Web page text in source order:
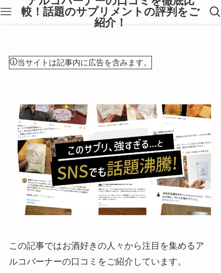
較！話題のサプリメントの評判をご
紹介！
当サイトは記事内に広告を含みます。
この記事ではお酒好きの人々から注目を集めるア
ルコバーナーの口コミをご紹介しています。